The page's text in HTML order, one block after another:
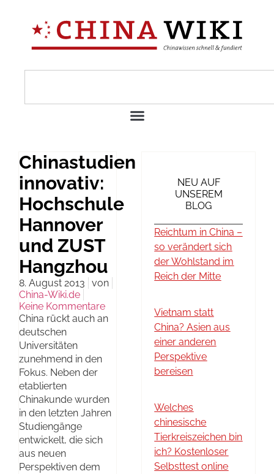
Chinastudien
innovativ:
Hochschule
Hannover
und ZUST
Hangzhou
8. August 2013
von
China-Wiki.de
Keine Kommentare
China rückt auch an
deutschen
Universitäten
zunehmend in den
Fokus. Neben der
etablierten
Chinakunde wurden
in den letzten Jahren
Studiengänge
entwickelt, die sich
aus neuen
Perspektiven dem
NEU AUF
UNSEREM
BLOG
Reichtum in China –
so verändert sich
der Wohlstand im
Reich der Mitte
Vietnam statt
China? Asien aus
einer anderen
Perspektive
bereisen
Welches
chinesische
Tierkreiszeichen bin
ich? Kostenloser
Selbsttest online